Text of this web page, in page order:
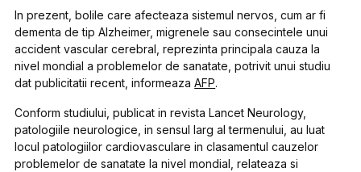
In prezent, bolile care afecteaza sistemul nervos, cum ar fi
dementa de tip Alzheimer, migrenele sau consecintele unui
accident vascular cerebral, reprezinta principala cauza la
nivel mondial a problemelor de sanatate, potrivit unui studiu
dat publicitatii recent, informeazaAFP.
Conform studiului, publicat in revista Lancet Neurology,
patologiile neurologice, in sensul larg al termenului, au luat
locul patologiilor cardiovasculare in clasamentul cauzelor
problemelor de sanatate la nivel mondial, relateaza si